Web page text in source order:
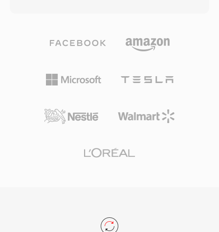
za pomoca narzedzi takich jak FFmpeg i
dedykowanych ekstraktorow zasobow gier
Praktyczna zaleta dla deweloperow bylo to, ze
podczas rozgrywki bez blokowania glownej
petli, umozliwiajac ciagla muzyke w tle w
konserwatorow gier XA pozostaje czesto
zwykle od 768 kbps do 1,5 Mbps. W
opieranych na agresywnym modelowaniu
psychoakustycznym, DTS przydziela wyzszy
drobniejsze detale przestrzenne i dynamike
z kwantyzacja wektorowa, tworzac
bit/192 kHz. Kluczowe atuty to szeroka obsluga